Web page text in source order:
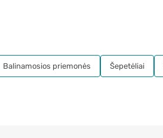
Balinamosios priemonės Šepetėliai